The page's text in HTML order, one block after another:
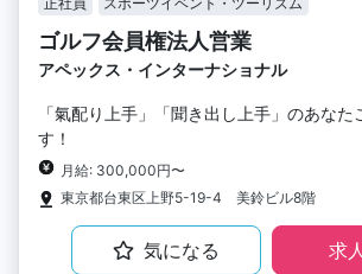
ゴルフ会員権法人営業
アペックス・インターナショナル
「氣配り上手」「聞き出し上手」のあな
す！
月給: 300,000円〜
東京都台東区上野5-19-4 美鈴ビル8階
気になる 求